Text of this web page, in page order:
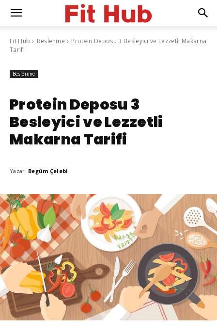
Fit Hub Beslenme
Protein Deposu 3 Besleyici ve Lezzetli Makarna
Tarifi
Beslenme
Protein Deposu 3
Besleyici ve Lezzetli
Makarna Tarifi
Yazar: Begüm Çelebi